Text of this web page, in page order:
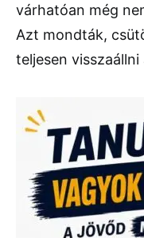
várhatóan még
Azt mondták,
teljesen